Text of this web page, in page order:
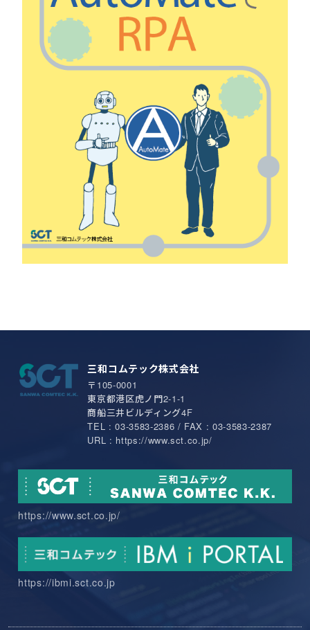
三和コムテック株式会社
〒105-0001
東京都港区虎ノ門2-1-1
商船三井ビルディング4F
TEL : 03-3583-2386 / FAX : 03-3583-2387
URL : https://www.sct.co.jp/
https://www.sct.co.jp/
https://ibmi.sct.co.jp